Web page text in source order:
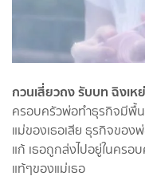
กวนเสี่ยวถง รับบท ฉิงเหย่
ครอบครัวพ่อทำธุรกิจมีพื้
แม่ของเธอเสีย ธุรกิจขอ
แก้ เธอถูกส่งไปอยู่ในคร
แท้ๆของแม่เธอ